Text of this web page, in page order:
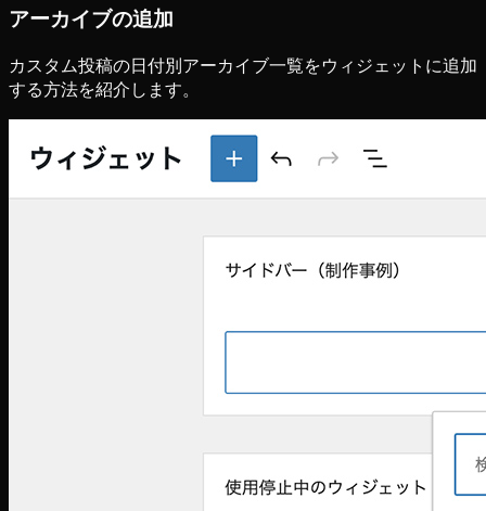
アーカイブの追加
カスタム投稿の日付別アーカイブ一覧をウィジェットに追加
する方法を紹介します。